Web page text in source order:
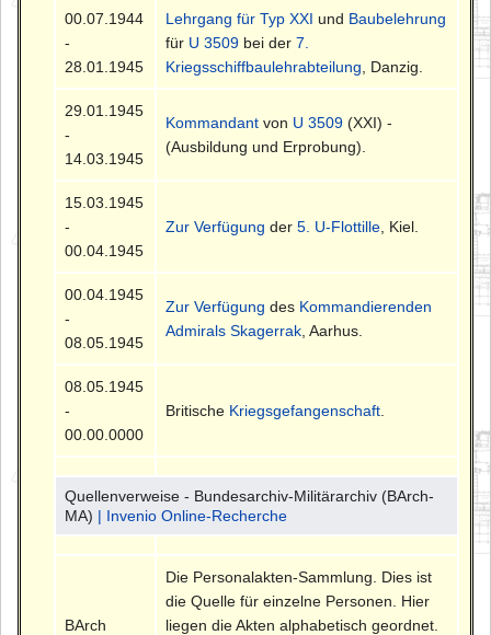
00.07.1944
-
28.01.1945
Lehrgang für Typ XXI und Baubelehrung
für U 3509 bei der7.
Kriegsschiffbaulehrabteilung , Danzig.
29.01.1945
-
14.03.1945
Kommandant von U 3509 (XXI) -
(Ausbildung und Erprobung).
15.03.1945
-
00.04.1945
Zur Verfügung der5. U-Flottille , Kiel.
00.04.1945
-
08.05.1945
Zur Verfügung des Kommandierenden
Admirals Skagerrak , Aarhus.
08.05.1945
-
00.00.0000
Britische Kriegsgefangenschaft
Quellenverweise - Bundesarchiv-Militärarchiv (BArch-
MA) | Invenio Online-Recherche
BArch
Die Personalakten-Sammlung. Dies ist
die Quelle für einzelne Personen. Hier
liegen die Akten alphabetisch geordnet.